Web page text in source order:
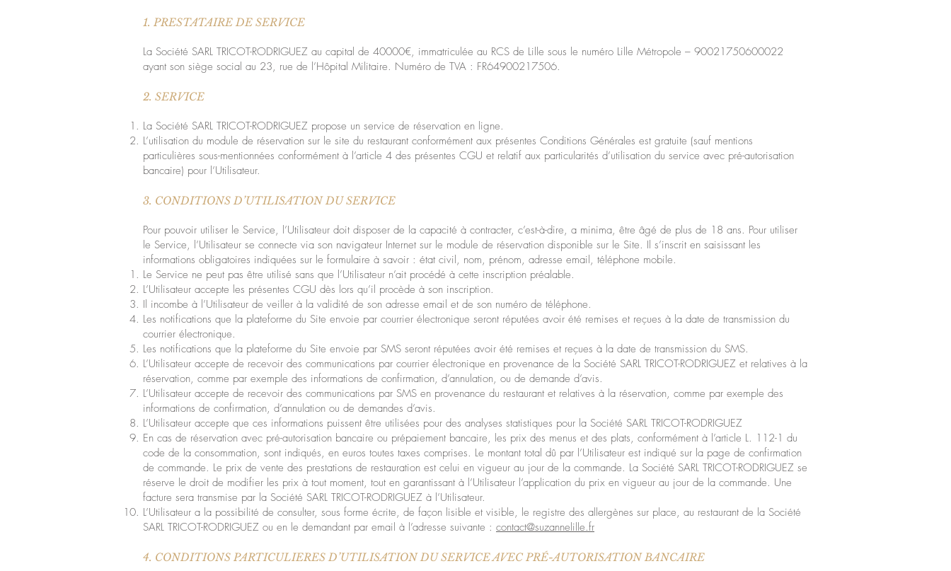
1. PRESTATAIRE DE SERVICE
La Société SARL TRICOT-RODRIGUEZ au capital de 40000€, immatriculée au RCS de Lille sous le numéro Lille Métropole – 90021750600022
ayant son siège social au 23, rue de l’Hôpital Militaire. Numéro de TVA : FR64900217506.
2. SERVICE
La Société SARL TRICOT-RODRIGUEZ propose un service de réservation en ligne.
L’utilisation du module de réservation sur le site du restaurant conformément aux présentes Conditions Générales est gratuite (sauf mentions
particulières sous-mentionnées conformément à l’article 4 des présentes CGU et relatif aux particularités d’utilisation du service avec pré-autorisation
bancaire) pour l’Utilisateur.
3. CONDITIONS D’UTILISATION DU SERVICE
Pour pouvoir utiliser le Service, l’Utilisateur doit disposer de la capacité à contracter, c’est-à-dire, a minima, être âgé de plus de 18 ans. Pour utiliser
le Service, l’Utilisateur se connecte via son navigateur Internet sur le module de réservation disponible sur le Site. Il s’inscrit en saisissant les
informations obligatoires indiquées sur le formulaire à savoir : état civil, nom, prénom, adresse email, téléphone mobile.
Le Service ne peut pas être utilisé sans que l’Utilisateur n’ait procédé à cette inscription préalable.
L’Utilisateur accepte les présentes CGU dès lors qu’il procède à son inscription.
Il incombe à l’Utilisateur de veiller à la validité de son adresse email et de son numéro de téléphone.
Les notifications que la plateforme du Site envoie par courrier électronique seront réputées avoir été remises et reçues à la date de transmission du
courrier électronique.
Les notifications que la plateforme du Site envoie par SMS seront réputées avoir été remises et reçues à la date de transmission du SMS.
L’Utilisateur accepte de recevoir des communications par courrier électronique en provenance de la Société SARL TRICOT-RODRIGUEZ et relatives à la
réservation, comme par exemple des informations de confirmation, d’annulation, ou de demande d’avis.
L’Utilisateur accepte de recevoir des communications par SMS en provenance du restaurant et relatives à la réservation, comme par exemple des
informations de confirmation, d’annulation ou de demandes d’avis.
L’Utilisateur accepte que ces informations puissent être utilisées pour des analyses statistiques pour la Société SARL TRICOT-RODRIGUEZ
En cas de réservation avec pré-autorisation bancaire ou prépaiement bancaire, les prix des menus et des plats, conformément à l’article L. 112-1 du
code de la consommation, sont indiqués, en euros toutes taxes comprises. Le montant total dû par l’Utilisateur est indiqué sur la page de confirmation
de commande. Le prix de vente des prestations de restauration est celui en vigueur au jour de la commande. La Société SARL TRICOT-RODRIGUEZ se
réserve le droit de modifier les prix à tout moment, tout en garantissant à l’Utilisateur l’application du prix en vigueur au jour de la commande. Une
facture sera transmise par la Société SARL TRICOT-RODRIGUEZ à l’Utilisateur.
L’Utilisateur a la possibilité de consulter, sous forme écrite, de façon lisible et visible, le registre des allergènes sur place, au restaurant de la Société
SARL TRICOT-RODRIGUEZ ou en le demandant par email à l’adresse suivante : contact@suzannelille.fr
4. CONDITIONS PARTICULIERES D’UTILISATION DU SERVICE AVEC PRÉ-AUTORISATION BANCAIRE